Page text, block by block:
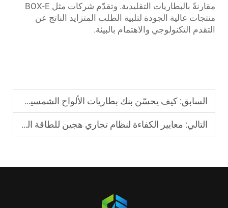
مقارنةً بالبطاريات التقليدية. وتقدّم شركات مثل BOX-E
منتجات عالية الجودة لتلبية الطلب المتزايد الناتج عن
التقدم التكنولوجي والاهتمام بالبيئة.
السابق: كيف يحسّن بنك بطاريات الألواح الشمسية موثوقية أنظمة الطاقة خارج الشبكة
التالي: معايير الكفاءة لنظام تجاري هجين للطاقة الشمسية الكهروضوئية